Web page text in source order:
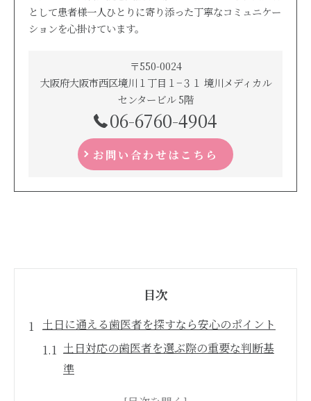
として患者様一人ひとりに寄り添った丁寧なコミュニケー
ションを心掛けています。
〒550-0024
大阪府大阪市西区境川１丁目１−３１ 境川メディカル
センタービル 5階
06-6760-4904
お問い合わせはこちら
目次
土日に通える歯医者を探すなら安心のポイント
土日対応の歯医者を選ぶ際の重要な判断基
準